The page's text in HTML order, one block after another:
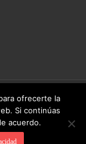
ningún archivo en sus
de manera gratuita.
ofrecerte la
Si continúas
acuerdo.